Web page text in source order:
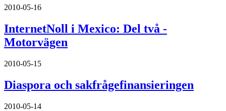
2010-05-16
InternetNoll i Mexico: Del två -
Motorvägen
2010-05-15
Diaspora och sakfrågefinansieringen
2010-05-14